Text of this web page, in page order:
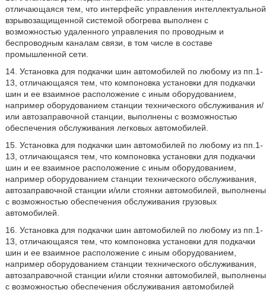
отличающаяся тем, что интерфейс управления интеллектуальной
взрывозащищенной системой обогрева выполнен с
возможностью удаленного управления по проводным и
беспроводным каналам связи, в том числе в составе
промышленной сети.
14. Установка для подкачки шин автомобилей по любому из пп.1-
13, отличающаяся тем, что компоновка установки для подкачки
шин и ее взаимное расположение с иным оборудованием,
например оборудованием станции технического обслуживания и/
или автозаправочной станции, выполнены с возможностью
обеспечения обслуживания легковых автомобилей.
15. Установка для подкачки шин автомобилей по любому из пп.1-
13, отличающаяся тем, что компоновка установки для подкачки
шин и ее взаимное расположение с иным оборудованием,
например оборудованием станции технического обслуживания,
автозаправочной станции и/или стоянки автомобилей, выполнены
с возможностью обеспечения обслуживания грузовых
автомобилей.
16. Установка для подкачки шин автомобилей по любому из пп.1-
13, отличающаяся тем, что компоновка установки для подкачки
шин и ее взаимное расположение с иным оборудованием,
например оборудованием станции технического обслуживания,
автозаправочной станции и/или стоянки автомобилей, выполнены
с возможностью обеспечения обслуживания автомобилей